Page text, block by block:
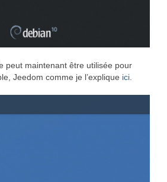
peut maintenant être utilisée pour
Jeedom comme je l’explique ici.